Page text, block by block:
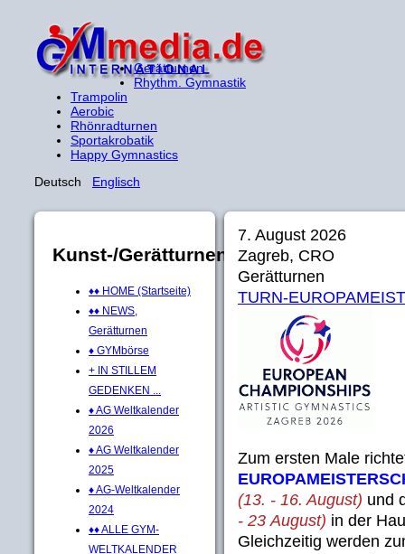
Gerätturnen
Rhythm. Gymnastik
Trampolin
Aerobic
Rhönradturnen
Sportakrobatik
Happy Gymnastics
Deutsch Englisch
Kunst-/Gerätturnen
♦♦ HOME (Startseite)
♦♦ NEWS,
Gerätturnen
♦ GYMbörse
+ IN STILLEM
GEDENKEN ...
♦ AG Weltkalender
2026
♦ AG Weltkalender
2025
♦ AG-Weltkalender
2024
♦♦ ALLE GYM-
WELTKALENDER
7. August 2026
Zagreb, CRO
Gerätturnen
TURN-
Zum ersten Male
(13. - 16. August) und
- 23 August) in der
Gleichzeitig werden